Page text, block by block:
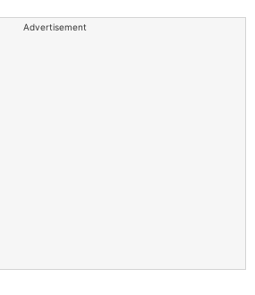
Advertisement